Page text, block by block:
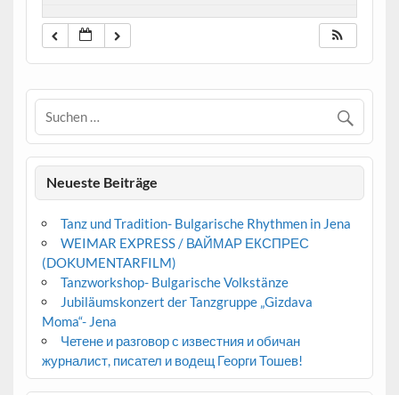
Neueste Beiträge
Tanz und Tradition- Bulgarische Rhythmen in Jena
WEIMAR EXPRESS / ВАЙМАР ЕКСПРЕС
(DOKUMENTARFILM)
Tanzworkshop- Bulgarische Volkstänze
Jubiläumskonzert der Tanzgruppe „Gizdava
Moma“- Jena
Четене и разговор с известния и обичан
журналист, писател и водещ Георги Тошев!